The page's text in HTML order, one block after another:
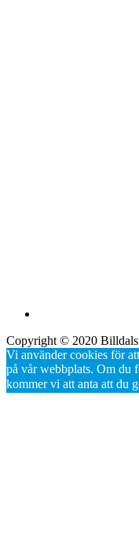
Copyright © 2020
Vi använder cookies för
på vår webbplats. Om du
kommer vi att anta att du